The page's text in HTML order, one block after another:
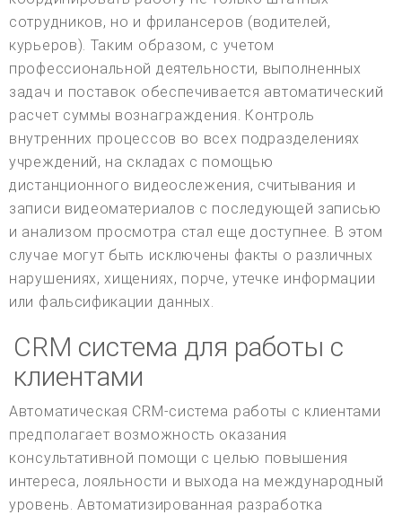
сотрудников, но и фрилансеров (водителей,
курьеров). Таким образом, с учетом
профессиональной деятельности, выполненных
задач и поставок обеспечивается автоматический
расчет суммы вознаграждения. Контроль
внутренних процессов во всех подразделениях
учреждений, на складах с помощью
дистанционного видеослежения, считывания и
записи видеоматериалов с последующей записью
и анализом просмотра стал еще доступнее. В этом
случае могут быть исключены факты о различных
нарушениях, хищениях, порче, утечке информации
или фальсификации данных.
CRM система для работы с
клиентами
Автоматическая CRM-система работы с клиентами
предполагает возможность оказания
консультативной помощи с целью повышения
интереса, лояльности и выхода на международный
уровень. Автоматизированная разработка